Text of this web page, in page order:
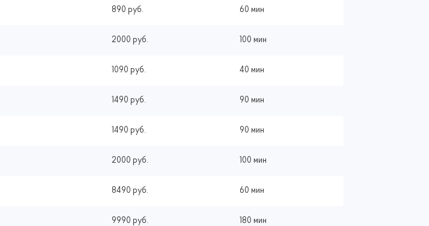
890 руб. 60 мин
2000 руб. 100 мин
1090 руб. 40 мин
1490 руб. 90 мин
1490 руб. 90 мин
2000 руб. 100 мин
8490 руб. 60 мин
9990 руб. 180 мин